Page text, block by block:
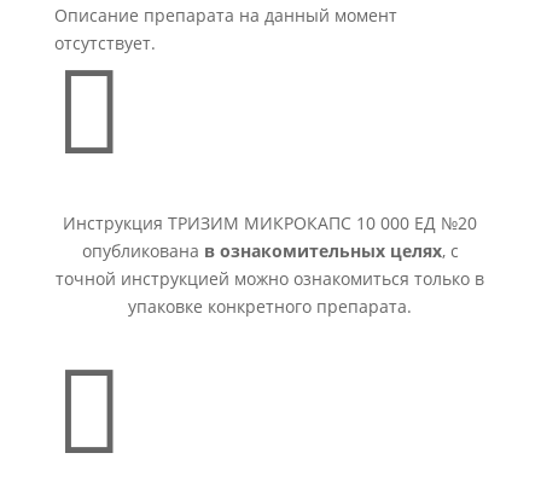
Описание препарата на данный момент
отсутствует.

Инструкция ТРИЗИМ МИКРОКАПС 10 000 ЕД №20
опубликована в ознакомительных целях, с
точной инструкцией можно ознакомиться только в
упаковке конкретного препарата.
